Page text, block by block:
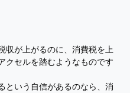
収が上がるのに、消費税を上
クセルを踏むようなものです
という自信があるのなら、消